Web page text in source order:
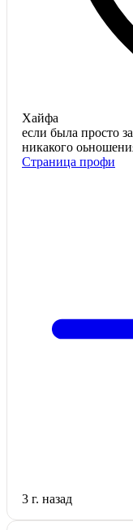
Хайфа
если была просто
никакого
Страница профи
3 г. назад